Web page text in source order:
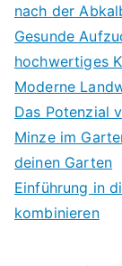
nach der
Gesunde
hochwertiges
Moderne
Das Potenzial
Minze im
deinen Garten
Einführung in
kombinieren